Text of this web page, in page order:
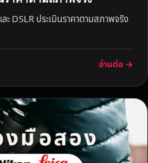
DSLR ประเมินราคาตามสภาพจริง
อ่านต่อ →